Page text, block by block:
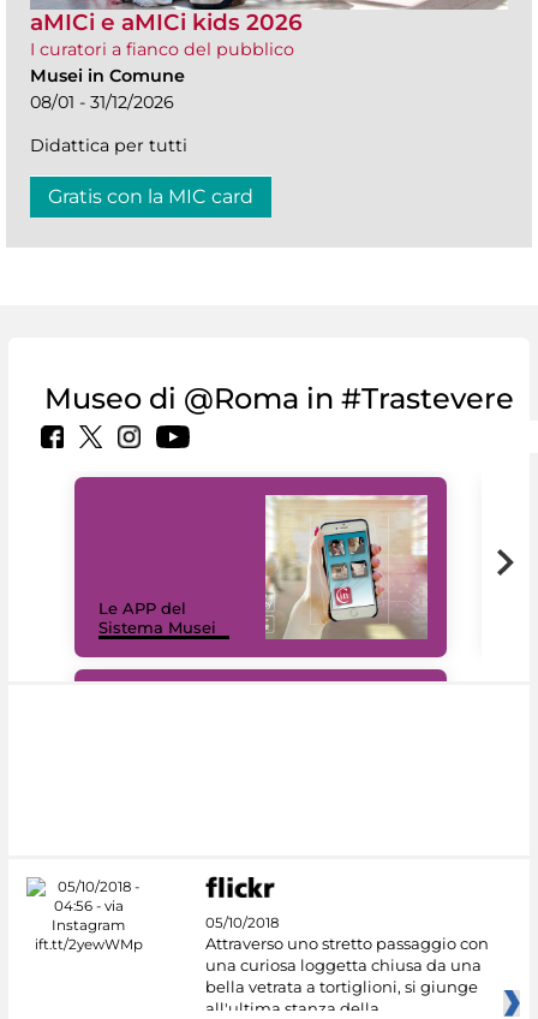
aMICi e aMICi kids 2026
I curatori a fianco del pubblico
Musei in Comune
08/01 - 31/12/2026
Didattica per tutti
Gratis con la MIC card
Museo di @Roma in #Trastevere
Le APP del
Sistema Musei
05/10/2018
Attraverso uno stretto passaggio con
una curiosa loggetta chiusa da una
bella vetrata a tortiglioni, si giunge
all'ultima stanza della